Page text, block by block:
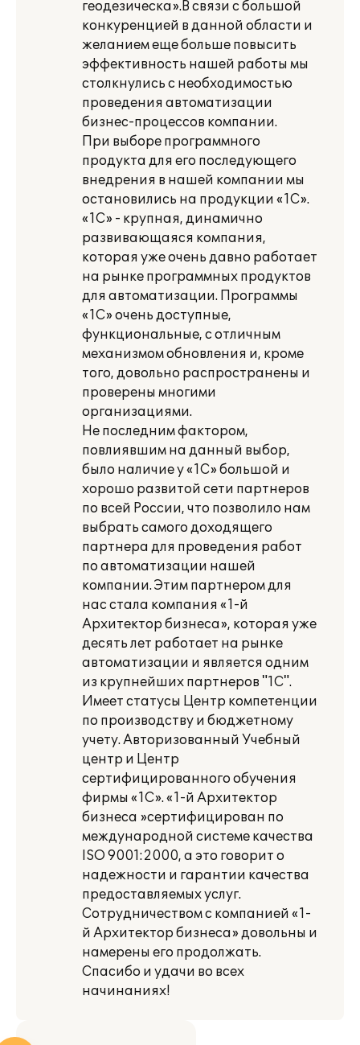
геодезическа».В связи с большой
конкуренцией в данной области и
желанием еще больше повысить
эффективность нашей работы мы
столкнулись с необходимостью
проведения автоматизации
бизнес-процессов компании.
При выборе программного
продукта для его последующего
внедрения в нашей компании мы
остановились на продукции «1С».
«1С» - крупная, динамично
развивающаяся компания,
которая уже очень давно работает
на рынке программных продуктов
для автоматизации. Программы
«1С» очень доступные,
функциональные, с отличным
механизмом обновления и, кроме
того, довольно распространены и
проверены многими
организациями.
Не последним фактором,
повлиявшим на данный выбор,
было наличие у «1С» большой и
хорошо развитой сети партнеров
по всей России, что позволило нам
выбрать самого доходящего
партнера для проведения работ
по автоматизации нашей
компании. Этим партнером для
нас стала компания «1-й
Архитектор бизнеса», которая уже
десять лет работает на рынке
автоматизации и является одним
из крупнейших партнеров "1С".
Имеет статусы Центр компетенции
по производству и бюджетному
учету. Авторизованный Учебный
центр и Центр
сертифицированного обучения
фирмы «1С». «1-й Архитектор
бизнеса »сертифицирован по
международной системе качества
ISO 9001:2000, а это говорит о
надежности и гарантии качества
предоставляемых услуг.
Сотрудничеством с компанией «1-
й Архитектор бизнеса» довольны и
намерены его продолжать.
Спасибо и удачи во всех
начинаниях!